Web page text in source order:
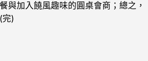
與加入饒風趣味的圓桌會商；總之，
完)